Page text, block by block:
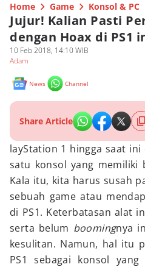
Home Game Konsol & PC
Jujur! Kalian Pasti
dengan Hoax di PS1
10 Feb 2018, 14:10 WIB
Adam
News Channel
Share Article
layStation 1 hingga saat
satu konsol yang memiliki
Kala itu, kita harus susah
sebuah game atau
di PS1. Keterbatasan alat
serta belum boomingnya
kesulitan. Namun, hal itu
PS1 sebagai konsol